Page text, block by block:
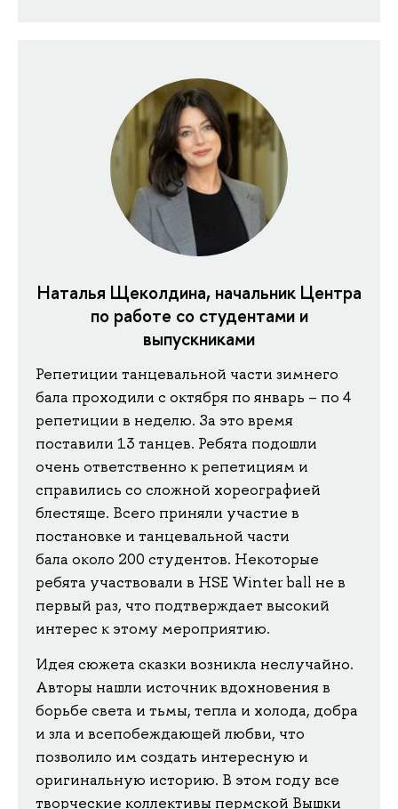
Наталья Щеколдина, начальник Центра
по работе со студентами и
выпускниками
Репетиции танцевальной части зимнего
бала проходили с октября по январь – по 4
репетиции в неделю. За это время
поставили 13 танцев. Ребята подошли
очень ответственно к репетициям и
справились со сложной хореографией
блестяще. Всего приняли участие в
постановке и танцевальной части
бала около 200 студентов. Некоторые
ребята участвовали в HSE Winter ball не в
первый раз, что подтверждает высокий
интерес к этому мероприятию.
Идея сюжета сказки возникла неслучайно.
Авторы нашли источник вдохновения в
борьбе света и тьмы, тепла и холода, добра
и зла и всепобеждающей любви, что
позволило им создать интересную и
оригинальную историю. В этом году все
творческие коллективы пермской Вышки